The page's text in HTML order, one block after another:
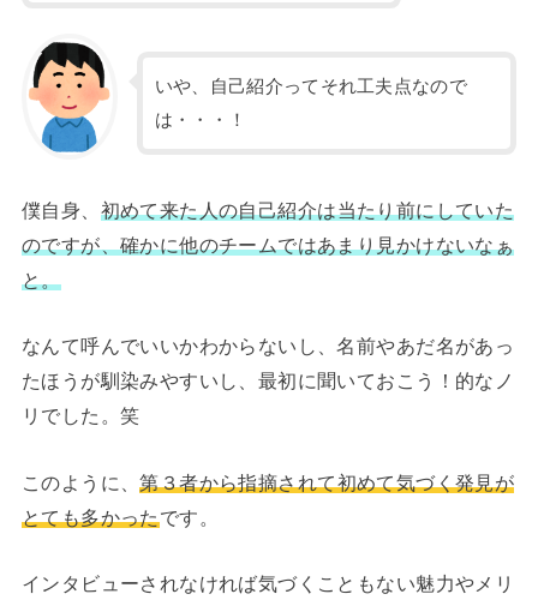
いや、自己紹介ってそれ工夫点なので
は・・・！
僕自身、 初めて来た人の自己紹介は当たり前にしていた
のですが、確かに他のチームではあまり見かけないなぁ
と。
なんて呼んでいいかわからないし、名前やあだ名があっ
たほうが馴染みやすいし、最初に聞いておこう！的なノ
リでした。笑
このように、第３者から指摘されて初めて気づく発見が
とても多かったです。
インタビューされなければ気づくこともない魅力やメリ